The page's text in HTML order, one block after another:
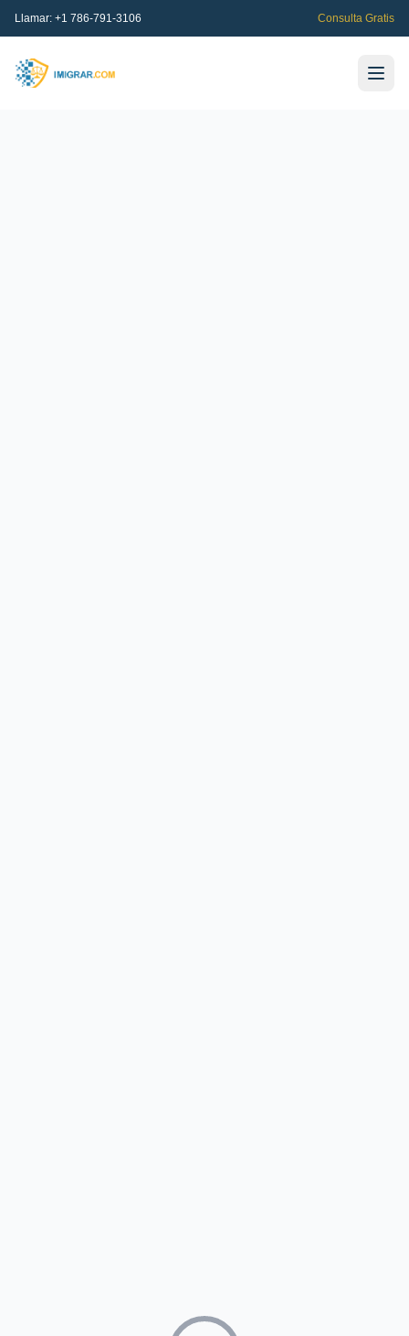
Llamar: +1 786-791-3106 Consulta Gratis